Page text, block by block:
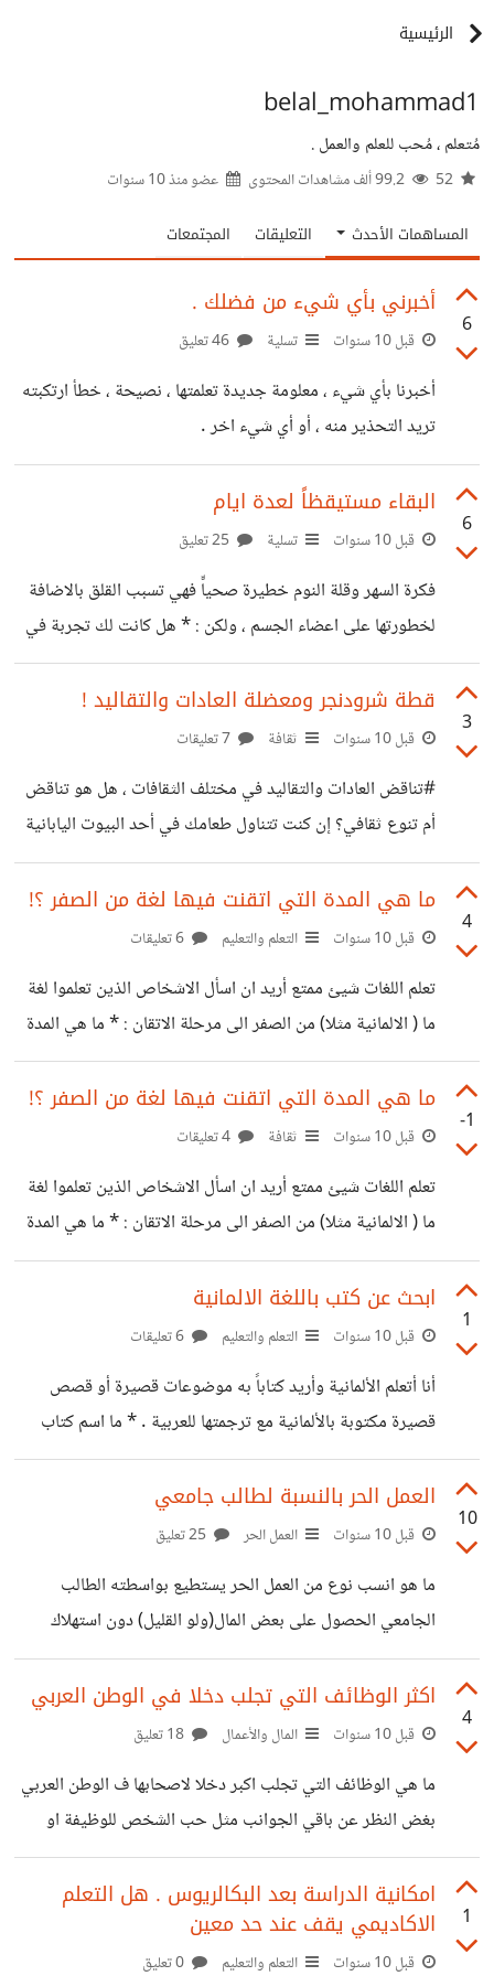
الرئيسية
belal_mohammad1
مُتعلم ، مُحب للعلم والعمل .
عضو منذ10 سنوات
المساهمات الأحدث التعليقات المجتمعات
6
أخبرني بأي شيء من فضلك .
قبل 10 سنوات تسلية
أخبرنا بأي شيء ، معلومة جديدة تعلمتها ، نصيحة ، خطأ ارتكبته
تريد التحذير منه ، أو أي شيء اخر .
6
البقاء مستيقظاََ لعدة ايام
قبل 10 سنوات تسلية
فكرة السهر وقلة النوم خطيرة صحياّّ فهي تسبب القلق بالاضافة
لخطورتها على اعضاء الجسم ، ولكن : * هل كانت لك تجربة في
البقاء مستيقظاّّ لأكثر من 24 ساعة أو ليومين؟ * بماذا كنت تشعر
حينها ؟ أنا لم اجرب البقاء مستيقظاََ لمدة تزيد عن 24 ساعة ،
لخطورة ذلك أولا ، ولأنني لا أقدر أصلاََ :) أرجو ألاّ تتعدى الحدود
يدخل أحدكم غمار هذه التجربة تجنباّّ للأضرار الصحية
3
قطة شرودنجر ومعضلة العادات والتقاليد !
قبل 10 سنوات ثقافة
#تناقض العادات والتقاليد في مختلف الثقافات ، هل هو تناقض
أم تنوع ثقافي؟ إن كنت تتناول طعامك في أحد البيوت اليابانية
فقد ترى اليابانيين يرفعون صحن الحساء إلى الفم ويرتشفون منه
بصوت عالِِ . حسناََ .. ما رأيك بأن تفعل هذا اثناء استضافتك في
أحد البيوت الانجليزية مثلاََ ؟ ما رأيك بأن تفعل كلا التصرفين
أما الثانية في اوروبا قد يعتبر من قلة الذوق . وهناك العديد من
الأمثلة
4
ما هي المدة التي اتقنت فيها لغة من الصفر ؟!
قبل 10 سنوات التعلم والتعليم
تعلم اللغات شيئ ممتع أريد ان اسأل الاشخاص الذين تعلموا لغة
ما ( الالمانية مثلا) من الصفر الى مرحلة الاتقان : * ما هي المدة
التي تعلمت بها تلك اللغة ؟ * كم عدد الساعات التي قضيتها يوميا
في تعلم هذه اللغة؟ ارجو الافادة
-1
ما هي المدة التي اتقنت فيها لغة من الصفر ؟!
قبل 10 سنوات ثقافة
تعلم اللغات شيئ ممتع أريد ان اسأل الاشخاص الذين تعلموا لغة
ما ( الالمانية مثلا) من الصفر الى مرحلة الاتقان : * ما هي المدة
التي تعلمت بها تلك اللغة ؟ * كم عدد الساعات التي قضيتها يوميا
في تعلم هذه اللغة ارجو الافادة
1
ابحث عن كتب باللغة الالمانية
قبل 10 سنوات التعلم والتعليم
أنا أتعلم الألمانية وأريد كتاباََ به موضوعات قصيرة أو قصص
قصيرة مكتوبة بالألمانية مع ترجمتها للعربية . * ما اسم كتاب
كهذا ؟ * رابط يمكن من خلاله تحميل كتاب كهذا بصيفة بي دي
اف ارجو المساعدة
10
العمل الحر بالنسبة لطالب جامعي
قبل 10 سنوات العمل الحر
ما هو انسب نوع من العمل الحر يستطيع بواسطته الطالب
الجامعي الحصول على بعض المال(ولو القليل) دون استهلاك
الكثير من الوقت والجهد ؟ اتمنى المساعدة
4
اكثر الوظائف التي تجلب دخلا في الوطن العربي
قبل 10 سنوات المال والأعمال
ما هي الوظائف التي تجلب اكبر دخلا لاصحابها ف الوطن العربي
بغض النظر عن باقي الجوانب مثل حب الشخص للوظيفة او
القدرات او تطلب الوظيفة الكثير من الوقت والمجهود .
1
امكانية الدراسة بعد البكالريوس . هل التعلم
الاكاديمي يقف عند حد معين
قبل 10 سنوات التعلم والتعليم